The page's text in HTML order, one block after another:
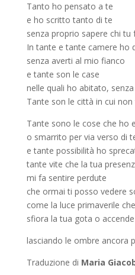
Tanto ho pensato a te
e ho scritto tanto di te
senza proprio sapere chi tu
In tante e tante camere ho
senza averti al mio fianco
e tante son le case
nelle quali ho abitato,
Tante son le città in cui
Tante sono le cose che ho
o smarrito per via verso di
e tante possibilità ho
tante vite che la tua
mi fa sentire perdute
che ormai ti posso vedere
come la luce primaverile
sfiora la tua gota o
lasciando le ombre ancora
Traduzione di Maria